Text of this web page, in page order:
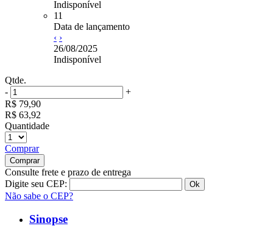
Indisponível
11
Data de lançamento
‹ ›
26/08/2025
Indisponível
Qtde.
-
+
R$ 79,90
R$ 63,92
Quantidade
Comprar
Consulte frete e prazo de entrega
Digite seu CEP:
Não sabe o CEP?
Sinopse